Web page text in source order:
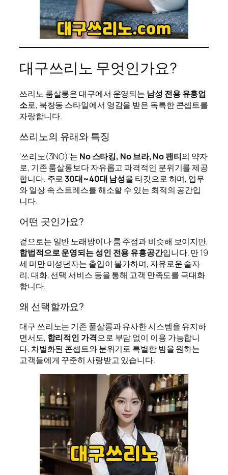
대구쓰리노 무엇인가요?
쓰리노 룸살롱은 대구에서 운영되는 남성 전용 유흥업
소로, 북창동 스타일에서 영감을 받은 독특한 콘셉트를
자랑합니다.
쓰리노의 유래와 특징
‘쓰리노(3NO)’는 No 스타킹, No 브라, No 팬티의 약자
로, 기존 룸살롱보다 자유롭고 파격적인 분위기를 제공
합니다. 주로30대~40대 남성을 타깃으로 하며, 업무
와 일상 속 스트레스를 해소할 수 있는 최적의 공간입
니다.
어떤 곳인가요?
겉으로는 일반 노래방이나 룸 주점과 비슷해 보이지만,
합법적으로 운영되는 성인 전용 유흥공간입니다. 만 19
세 미만 미성년자는 출입이 불가하며, 자유로운 술자
리, 대화, 선택 서비스 등을 통해 고객 만족도를 극대화
합니다.
왜 선택할까요?
대구 쓰리노는 기존 풀살롱과 유사한 시스템을 유지하
면서도, 합리적인 가격으로 부담 없이 이용 가능합니
다. 차별화된 콘셉트와 분위기로 특별한 밤을 원하는
고객들에게 꾸준히 사랑받고 있습니다.